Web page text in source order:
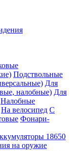
Подствольные
Для
налобные) Для
Налобные
На велосипед С
Фонари-
18650
на оружие